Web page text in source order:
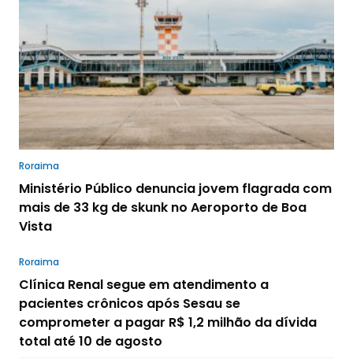
Roraima
Ministério Público denuncia jovem flagrada com
mais de 33 kg de skunk no Aeroporto de Boa
Vista
Roraima
Clínica Renal segue em atendimento a
pacientes crônicos após Sesau se
comprometer a pagar R$ 1,2 milhão da dívida
total até 10 de agosto